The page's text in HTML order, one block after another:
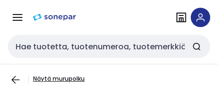
navigointiinsisältöön
Haku
Näytä murupolku